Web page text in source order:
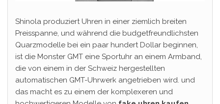
Shinola produziert Uhren in einer ziemlich breiten
Preisspanne, und während die budgetfreundlichsten
Quarzmodelle bei ein paar hundert Dollar beginnen,
ist die Monster GMT eine Sportuhr an einem Armband,
die von einem in der Schweiz hergestellten
automatischen GMT-Uhrwerk angetrieben wird. und
das macht es zu einem der komplexeren und